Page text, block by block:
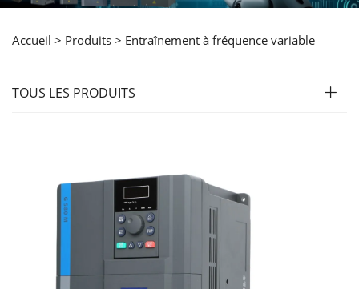
Accueil > Produits > Entraînement à fréquence variable
TOUS LES PRODUITS